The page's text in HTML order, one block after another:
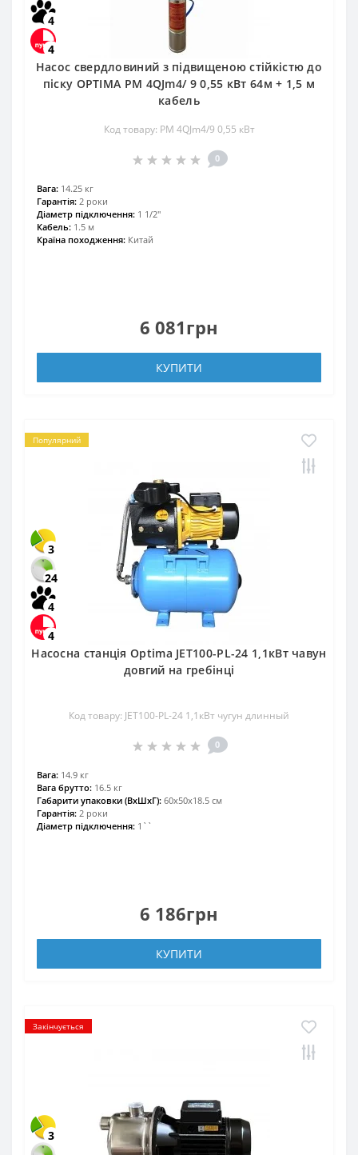
4
4
Насос свердловиний з підвищеною стійкістю до
піску OPTIMA PM 4QJm4/ 9 0,55 кВт 64м + 1,5 м
кабель
Код товару: PM 4QJm4/9 0,55 кВт
0
Вага: 14.25 кг
Гарантія: 2 роки
Діаметр підключення: 1 1/2"
Кабель: 1.5 м
Країна походження: Китай
6 081грн
КУПИТИ
Популярний
3
24
4
4
Насосна станція Optima JET100-PL-24 1,1кВт чавун
довгий на гребінці
Код товару: JET100-PL-24 1,1кВт чугун длинный
0
Вага: 14.9 кг
Вага брутто: 16.5 кг
Габарити упаковки (ВхШхГ): 60х50х18.5 см
Гарантія: 2 роки
Діаметр підключення: 1``
6 186грн
КУПИТИ
Закінчується
3